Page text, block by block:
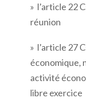
» l’article 22
réunion
» l’article 27
économique,
activité
libre exercice